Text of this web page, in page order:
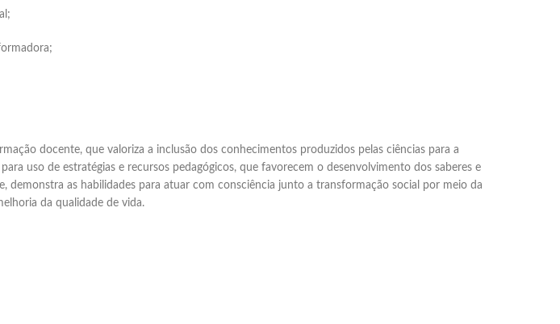
docente, que valoriza a inclusão dos conhecimentos produzidos pelas ciências para a
uso de estratégias e recursos pedagógicos, que favorecem o desenvolvimento dos saberes e
demonstra as habilidades para atuar com consciência junto a transformação social por meio da
da qualidade de vida.